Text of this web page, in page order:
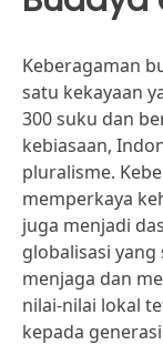
Keberagaman
satu kekayaan
300 suku dan
kebiasaan,
pluralisme.
memperkaya
juga menjadi
globalisasi
menjaga dan
nilai-nilai lokal
kepada